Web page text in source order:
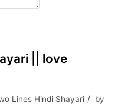
|| love
Lines Hindi Shayari
by